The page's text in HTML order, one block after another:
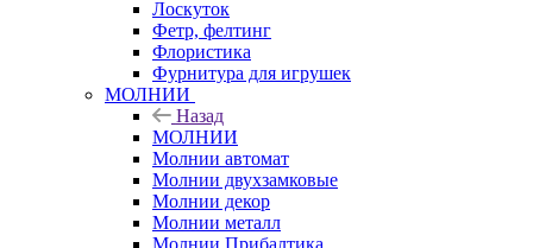
Лоскуток
Фетр, фелтинг
Флористика
Фурнитура для игрушек
МОЛНИИ
Назад
МОЛНИИ
Молнии автомат
Молнии двухзамковые
Молнии декор
Молнии металл
Молнии Прибалтика